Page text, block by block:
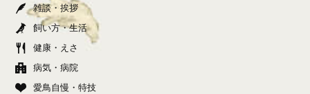
雑談・挨拶
飼い方・生活
健康・えさ
病気・病院
愛鳥自慢・特技